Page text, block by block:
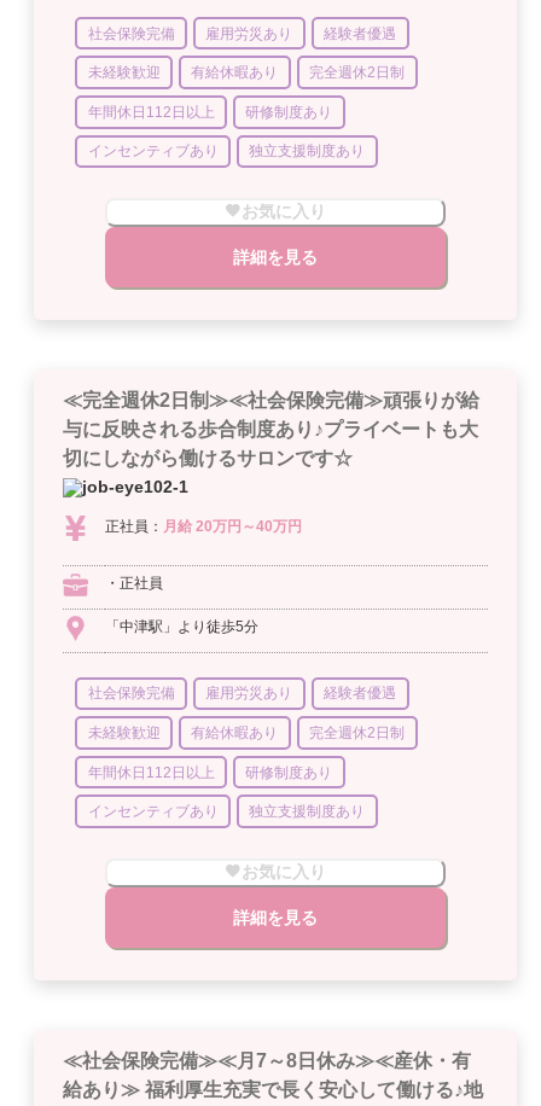
社会保険完備 雇用労災あり 経験者優遇
未経験歓迎 有給休暇あり 完全週休2日制
年間休日112日以上 研修制度あり
インセンティブあり 独立支援制度あり
お気に入り
詳細を見る
≪完全週休2日制≫≪社会保険完備≫頑張りが給
与に反映される歩合制度あり♪プライベートも大
切にしながら働けるサロンです☆
正社員： 月給 20万円～40万円
・正社員
「中津駅」より徒歩5分
社会保険完備 雇用労災あり 経験者優遇
未経験歓迎 有給休暇あり 完全週休2日制
年間休日112日以上 研修制度あり
インセンティブあり 独立支援制度あり
お気に入り
詳細を見る
≪社会保険完備≫≪月7～8日休み≫≪産休・有
給あり≫ 福利厚生充実で長く安心して働ける♪地